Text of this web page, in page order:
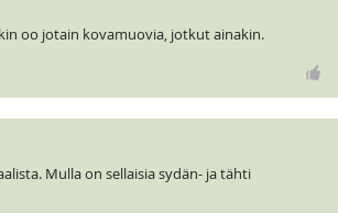
oo jotain kovamuovia, jotkut ainakin.
Mulla on sellaisia sydän- ja tähti